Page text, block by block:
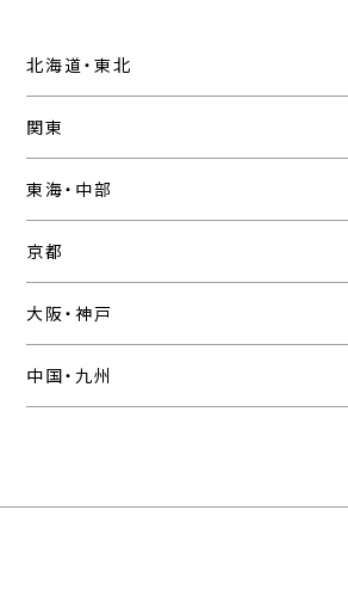
北海道・東北
関東
東海・中部
京都
大阪・神戸
中国・九州